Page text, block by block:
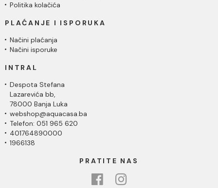
Politika kolačića
PLAĆANJE I ISPORUKA
Načini plaćanja
Načini isporuke
INTRAL
Despota Stefana
Lazarevića bb,
78000 Banja Luka
webshop@aquacasa.ba
Telefon: 051 965 620
401764890000
1966138
PRATITE NAS